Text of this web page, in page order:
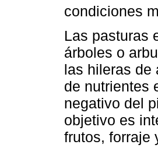
condiciones
Las pasturas
árboles o
las hileras de
de nutrientes
negativo del
objetivo es
frutos, forraje